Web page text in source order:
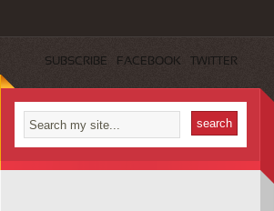
SUBSCRIBE FACEBOOK TWITTER